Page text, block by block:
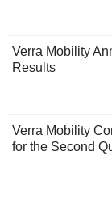
Verra Mobility
Results
Verra Mobility
for the Second